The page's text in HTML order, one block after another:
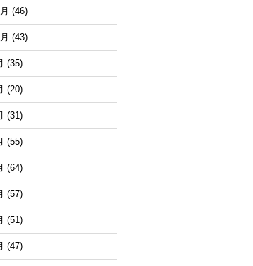
(46)
(43)
(35)
(20)
(31)
(55)
(64)
(57)
(51)
(47)